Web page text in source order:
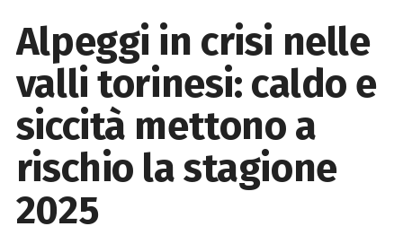
Alpeggi in crisi nelle
valli torinesi: caldo e
siccità mettono a
rischio la stagione
2025